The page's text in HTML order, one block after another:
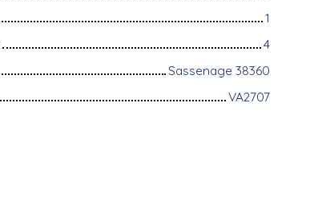
1
4
Sassenage 38360
VA2707